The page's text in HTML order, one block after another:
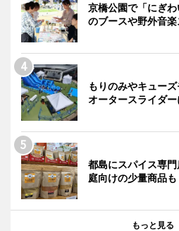
京橋公園で「にぎ
のブースや野外音
もりのみやキュー
オータースライダ
都島にスパイス専
庭向けの少量商品も
もっと見る